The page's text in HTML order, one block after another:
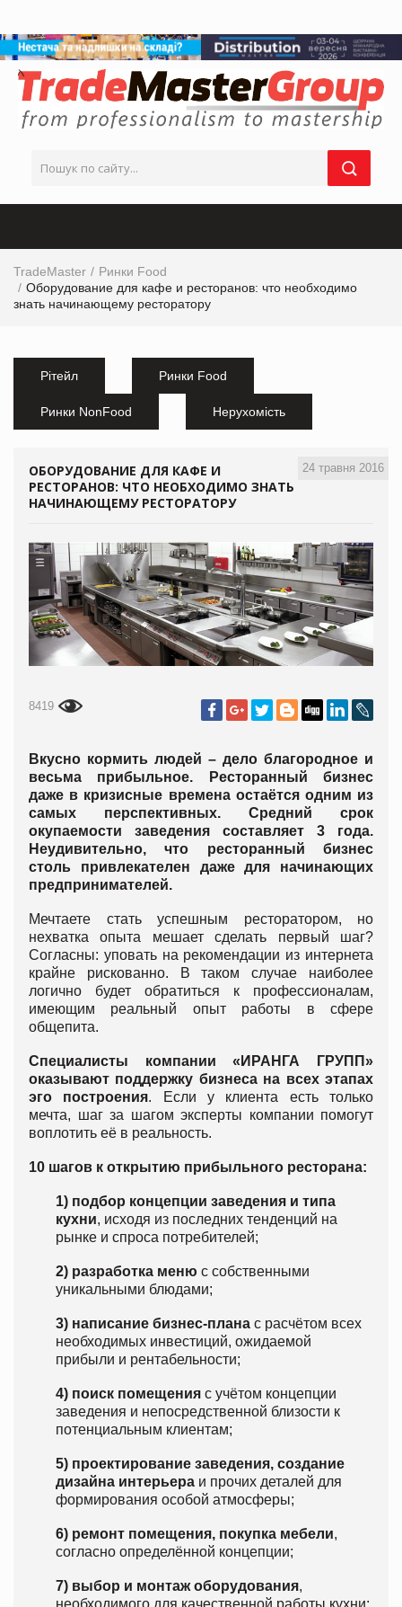
TradeMaster
Ринки Food
Оборудование для кафе и ресторанов: что необходимо
знать начинающему ресторатору
Рітейл Ринки Food
Ринки NonFood Нерухомість
24 травня 2016
ОБОРУДОВАНИЕ ДЛЯ КАФЕ И
РЕСТОРАНОВ: ЧТО НЕОБХОДИМО ЗНАТЬ
НАЧИНАЮЩЕМУ РЕСТОРАТОРУ
8419
Вкусно кормить людей – дело благородное и
весьма прибыльное. Ресторанный бизнес
даже в кризисные времена остаётся одним из
самых перспективных. Средний срок
окупаемости заведения составляет 3 года.
Неудивительно, что ресторанный бизнес
столь привлекателен даже для начинающих
предпринимателей.
Мечтаете стать успешным ресторатором, но
нехватка опыта мешает сделать первый шаг?
Согласны: уповать на рекомендации из интернета
крайне рискованно. В таком случае наиболее
логично будет обратиться к профессионалам,
имеющим реальный опыт работы в сфере
общепита.
Специалисты компании «ИРАНГА ГРУПП»
оказывают поддержку бизнеса на всех этапах
эго построения. Если у клиента есть только
мечта, шаг за шагом эксперты компании помогут
воплотить её в реальность.
10 шагов к открытию прибыльного ресторана:
1) подбор концепции заведения и типа
кухни, исходя из последних тенденций на
рынке и спроса потребителей;
2) разработка меню с собственными
уникальными блюдами;
3) написание бизнес-плана с расчётом всех
необходимых инвестиций, ожидаемой
прибыли и рентабельности;
4) поиск помещения с учётом концепции
заведения и непосредственной близости к
потенциальным клиентам;
5) проектирование заведения, создание
дизайна интерьера и прочих деталей для
формирования особой атмосферы;
6) ремонт помещения, покупка мебели,
согласно определённой концепции;
7) выбор и монтаж оборудования,